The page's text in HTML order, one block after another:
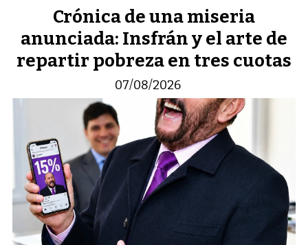
Crónica de una miseria
anunciada: Insfrán y el arte de
repartir pobreza en tres cuotas
07/08/2026